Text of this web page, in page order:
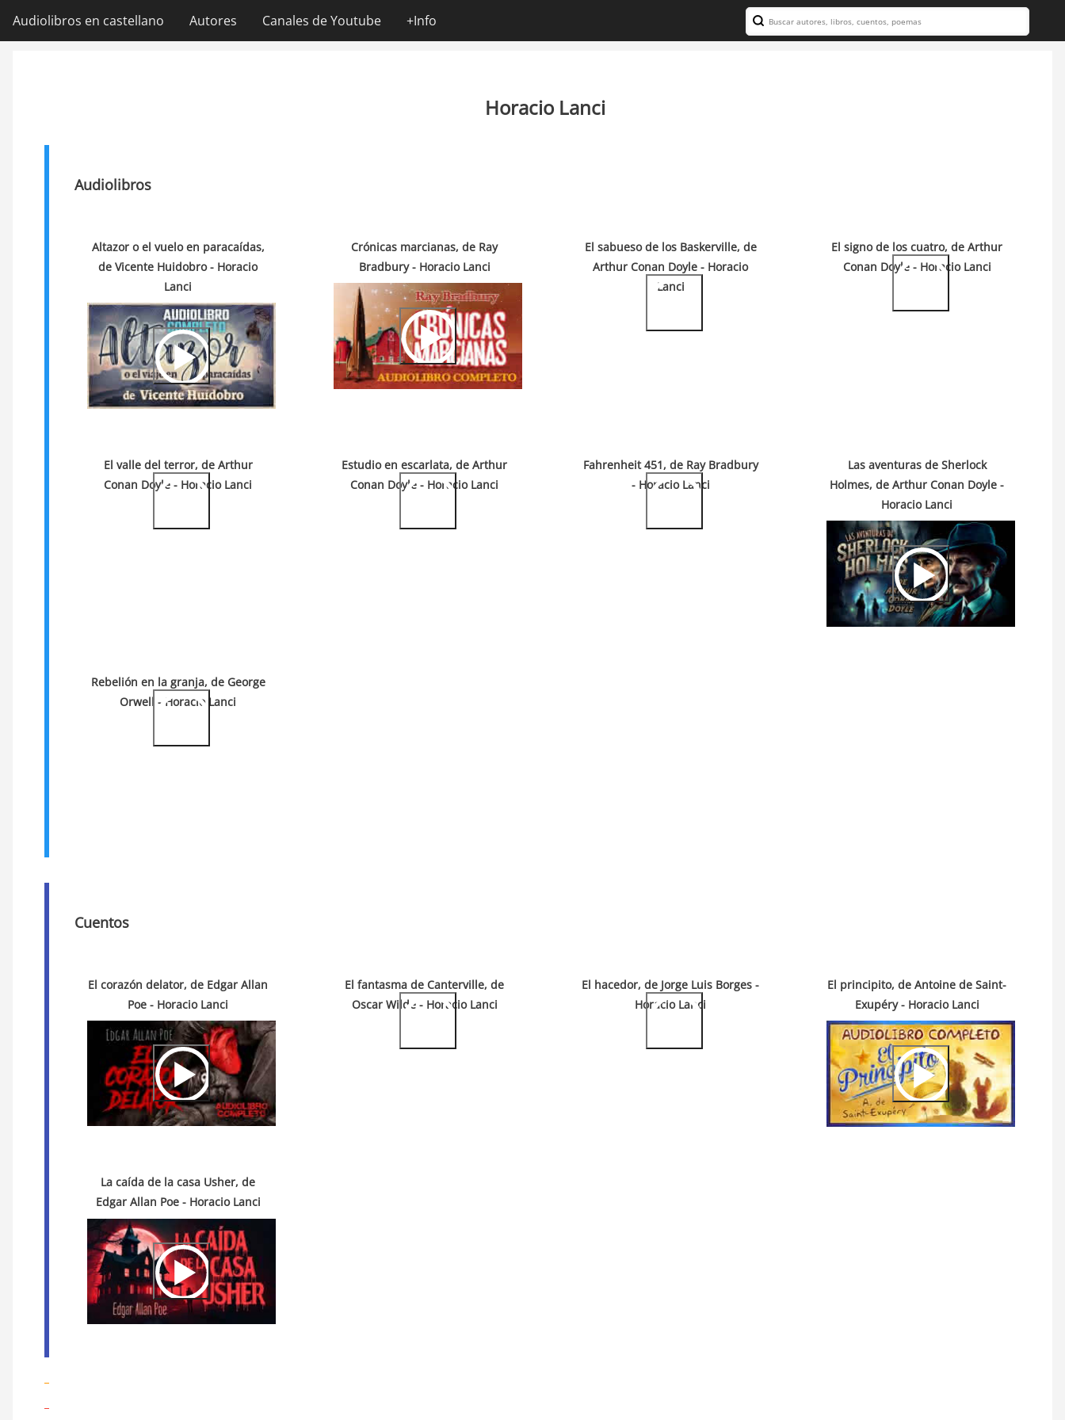
Navegación
Audiolibros en castellano Autores Canales de Youtube +Info Search
Horacio Lanci
Audiolibros
Altazor o el vuelo en paracaídas,
de Vicente Huidobro - Horacio
Lanci
Crónicas marcianas, de Ray
Bradbury - Horacio Lanci
El sabueso de los Baskerville, de
Arthur Conan Doyle - Horacio
Lanci
El signo de los cuatro, de Arthur
Conan Doyle - Horacio Lanci
El valle del terror, de Arthur
Conan Doyle - Horacio Lanci
Estudio en escarlata, de Arthur
Conan Doyle - Horacio Lanci
Fahrenheit 451, de Ray Bradbury
- Horacio Lanci
Las aventuras de Sherlock
Holmes, de Arthur Conan Doyle -
Horacio Lanci
Rebelión en la granja, de George
Orwell - Horacio Lanci
Cuentos
El corazón delator, de Edgar Allan
Poe - Horacio Lanci
El fantasma de Canterville, de
Oscar Wilde - Horacio Lanci
El hacedor, de Jorge Luis Borges -
Horacio Lanci
El principito, de Antoine de Saint-
Exupéry - Horacio Lanci
La caída de la casa Usher, de
Edgar Allan Poe - Horacio Lanci